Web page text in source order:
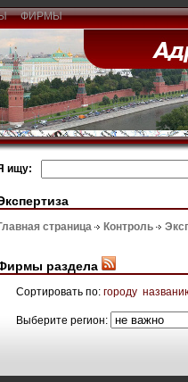
ФИРМЫ
ищу:
страница Контроль
раздела
Сортировать по: городу
Выберите регион: